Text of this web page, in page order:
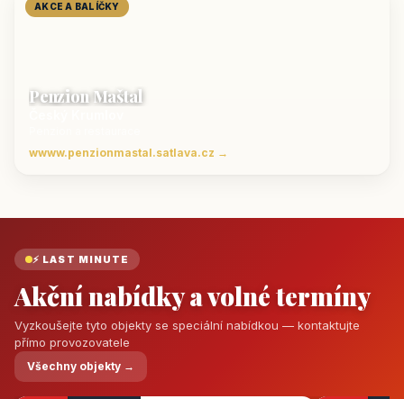
AKCE A BALÍČKY
Penzion Maštal
wwww.penzionmastal.satlava.cz →
⚡ LAST MINUTE
Akční nabídky a volné termíny
Vyzkoušejte tyto objekty se speciální nabídkou — kontaktujte
přímo provozovatele
Všechny objekty →